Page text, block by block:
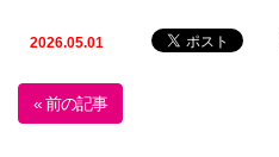
2026.05.01
« 前の記事